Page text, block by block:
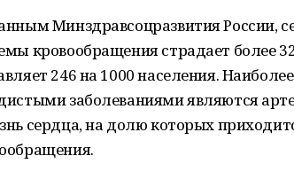
Минздравсоцразвития России,
кровообращения страдает более
246 на 1000 населения.
заболеваниями являются
сердца, на долю которых